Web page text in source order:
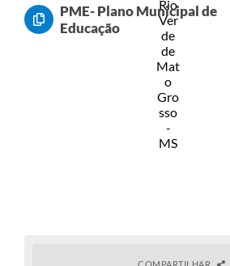
Transparência
Sala do Empreendedor
PME- Plano Municipal de
Educação